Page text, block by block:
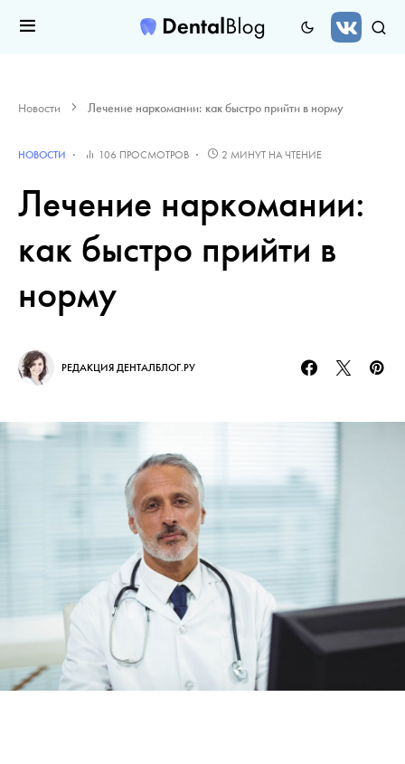
Новости Лечение наркомании: как быстро прийти в норму
НОВОСТИ 106 ПРОСМОТРОВ 2 МИНУТ НА ЧТЕНИЕ
Лечение наркомании:
как быстро прийти в
норму
РЕДАКЦИЯ ДЕНТАЛБЛОГ.РУ